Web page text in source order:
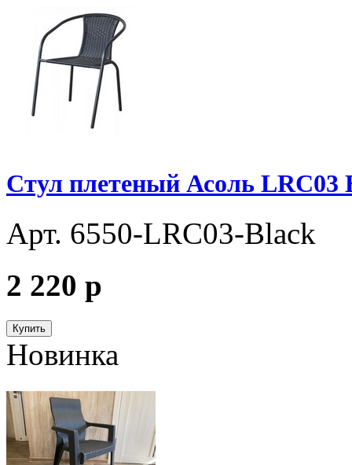
Стул плетеный Асоль LRC03
Арт. 6550-LRC03-Black
2 220 p
Купить
Новинка